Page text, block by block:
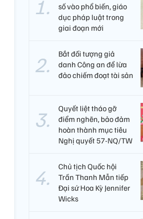
số vào phổ biến, giáo
dục pháp luật trong
giai đoạn mới
Bắt đối tượng giả
danh Công an để lừa
đảo chiếm đoạt tài sản
Quyết liệt tháo gỡ
điểm nghẽn, bảo đảm
hoàn thành mục tiêu
Nghị quyết 57-NQ/TW
Chủ tịch Quốc hội
Trần Thanh Mẫn tiếp
Đại sứ Hoa Kỳ Jennifer
Wicks